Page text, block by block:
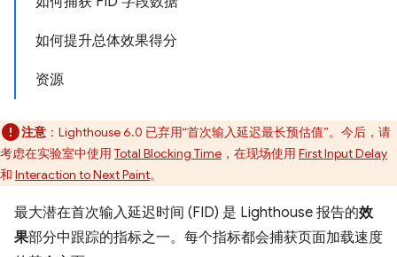
如何提升总体效果得分
资源
注意 ：Lighthouse 6.0 已弃用“首次输入延迟最长预估值”。今后，请
考虑在实验室中使用 Total Blocking Time ，在现场使用 First Input Delay
和 Interaction to Next Paint。
最大潜在首次输入延迟时间 (FID) 是 Lighthouse 报告的效
果部分中跟踪的指标之一。每个指标都会捕获页面加载速度